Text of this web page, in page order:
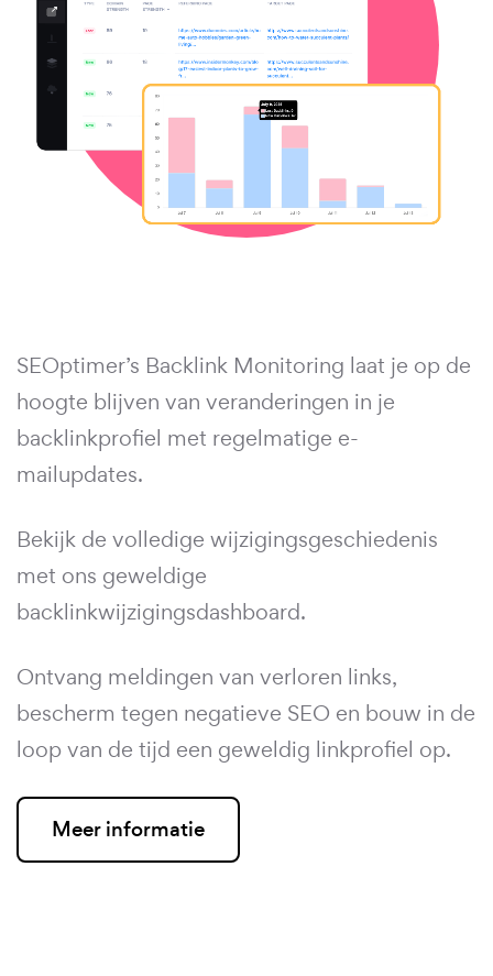
SEOptimer’s Backlink Monitoring laat je op de
hoogte blijven van veranderingen in je
backlinkprofiel met regelmatige e-
mailupdates.
Bekijk de volledige wijzigingsgeschiedenis
met ons geweldige
backlinkwijzigingsdashboard.
Ontvang meldingen van verloren links,
bescherm tegen negatieve SEO en bouw in de
loop van de tijd een geweldig linkprofiel op.
Meer informatie